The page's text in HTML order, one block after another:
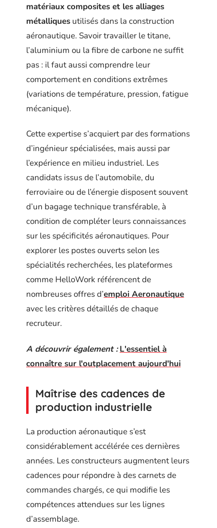
matériaux composites et les alliages
métalliques utilisés dans la construction
aéronautique. Savoir travailler le titane,
l’aluminium ou la fibre de carbone ne suffit
pas : il faut aussi comprendre leur
comportement en conditions extrêmes
(variations de température, pression, fatigue
mécanique).
Cette expertise s’acquiert par des formations
d’ingénieur spécialisées, mais aussi par
l’expérience en milieu industriel. Les
candidats issus de l’automobile, du
ferroviaire ou de l’énergie disposent souvent
d’un bagage technique transférable, à
condition de compléter leurs connaissances
sur les spécificités aéronautiques. Pour
explorer les postes ouverts selon les
spécialités recherchées, les plateformes
comme HelloWork référencent de
nombreuses offres d’emploi Aeronautique
avec les critères détaillés de chaque
recruteur.
A découvrir également : L'essentiel à
connaître sur l'outplacement aujourd'hui
Maîtrise des cadences de
production industrielle
La production aéronautique s’est
considérablement accélérée ces dernières
années. Les constructeurs augmentent leurs
cadences pour répondre à des carnets de
commandes chargés, ce qui modifie les
compétences attendues sur les lignes
d’assemblage.